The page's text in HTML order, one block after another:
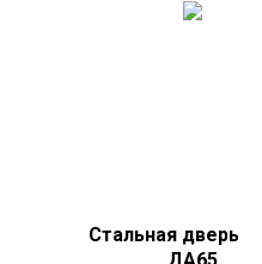
Стальная дверь